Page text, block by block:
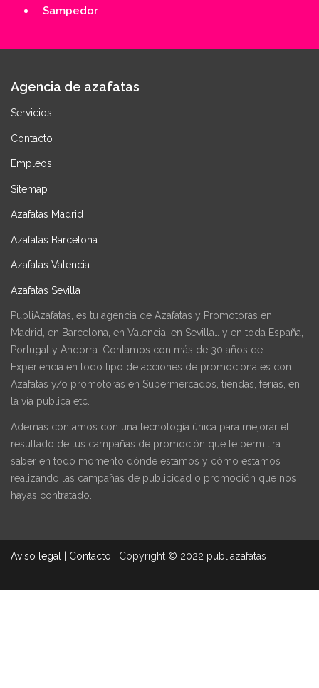
Sampedor
Agencia de azafatas
Servicios
Contacto
Empleos
Sitemap
Azafatas Madrid
Azafatas Barcelona
Azafatas Valencia
Azafatas Sevilla
PubliAzafatas, es tu agencia de Azafatas y Promotoras en
Madrid, en Barcelona, en Valencia, en Sevilla… y en toda España,
Portugal y Andorra. Contamos con más de 30 años de
Experiencia en todo tipo de acciones de promocionales con
Azafatas y/o promotoras en Supermercados, tiendas, ferias, en
la vía pública etc.
Además contamos con una tecnología única para mejorar el
resultado de tus campañas de promoción que te permitirá
saber en todo momento dónde estamos y cómo estamos
realizando las campañas de publicidad o promoción que nos
hayas contratado.
Aviso legal Contacto Copyright © 2022 publiazafatas